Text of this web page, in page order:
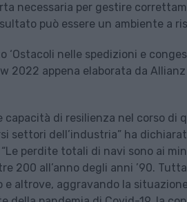
necessaria per gestire
può essere un ambiente a
nelle spedizioni e
2022 appena elaborata da
capacità di resilienza nel corso di
settori dell’industria” ha
perdite totali di navi sono ai
200 all’anno degli anni ’90.
e altrove, aggravando la